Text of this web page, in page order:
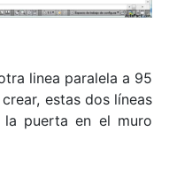
linea paralela a 95
estas dos líneas
puerta en el muro